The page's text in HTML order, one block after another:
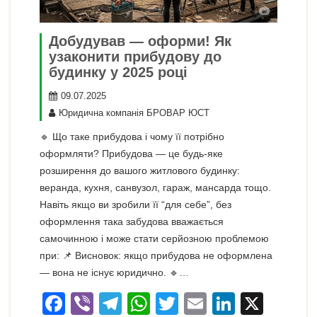
Добудував — оформи! Як
узаконити прибудову до
будинку у 2025 році
09.07.2025
Юридична компанія БРОВАР ЮСТ
🔹 Що таке прибудова і чому її потрібно
оформляти? Прибудова — це будь-яке
розширення до вашого житлового будинку:
веранда, кухня, санвузол, гараж, мансарда тощо.
Навіть якщо ви зробили її “для себе”, без
оформлення така забудова вважається
самочинною і може стати серйозною проблемою
при: 📌 Висновок: якщо прибудова не оформлена
— вона не існує юридично. 🔹…
F
Vi
T
W
T
E
Li